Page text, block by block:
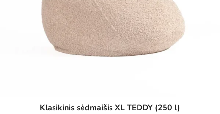
Klasikinis sėdmaišis XL TEDDY (250 l)